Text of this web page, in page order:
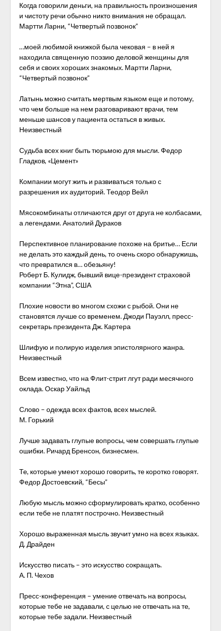
Когда говорили деньги, на правильность произношения
и чистоту речи обычно никто внимания не обращал.
Мартти Ларни, “Четвертый позвонок”
…моей любимой книжкой была чековая – в ней я
находила священную поэзию деловой женщины для
себя и своих хороших знакомых. Мартти Ларни,
“Четвертый позвонок”
Латынь можно считать мертвым языком еще и потому,
что чем больше на нем разговаривают врачи, тем
меньше шансов у пациента остаться в живых.
Неизвестный
Судьба всех книг быть тюрьмою для мысли. Федор
Гладков, «Цемент»
Компании могут жить и развиваться только с
разрешения их аудиторий. Теодор Вейл
Мясокомбинаты отличаются друг от друга не колбасами,
а легендами. Анатолий Дураков
Перспективное планирование похоже на бритье… Если
не делать это каждый день, то очень скоро обнаружишь,
что превратился в… обезьяну!
Роберт Б. Кулидж, бывший вице-президент страховой
компании “Этна”, США
Плохие новости во многом схожи с рыбой. Они не
становятся лучше со временем. Джоди Пауэлл, пресс-
секретарь президента Дж. Картера
Шлифую и полирую изделия эпистолярного жанра.
Неизвестный
Всем известно, что на Флит-стрит лгут ради месячного
оклада. Оскар Уайльд
Слово – одежда всех фактов, всех мыслей.
М. Горький
Лучше задавать глупые вопросы, чем совершать глупые
ошибки. Ричард Бренсон, бизнесмен.
Те, которые умеют хорошо говорить, те коротко говорят.
Федор Достоевский, “Бесы”
Любую мысль можно сформулировать кратко, особенно
если тебе не платят построчно. Неизвестный
Хорошо выраженная мысль звучит умно на всех языках.
Д. Драйден
Искусство писать – это искусство сокращать.
А. П. Чехов
Пресс-конференция – умение отвечать на вопросы,
которые тебе не задавали, с целью не отвечать на те,
которые тебе задали. Неизвестный